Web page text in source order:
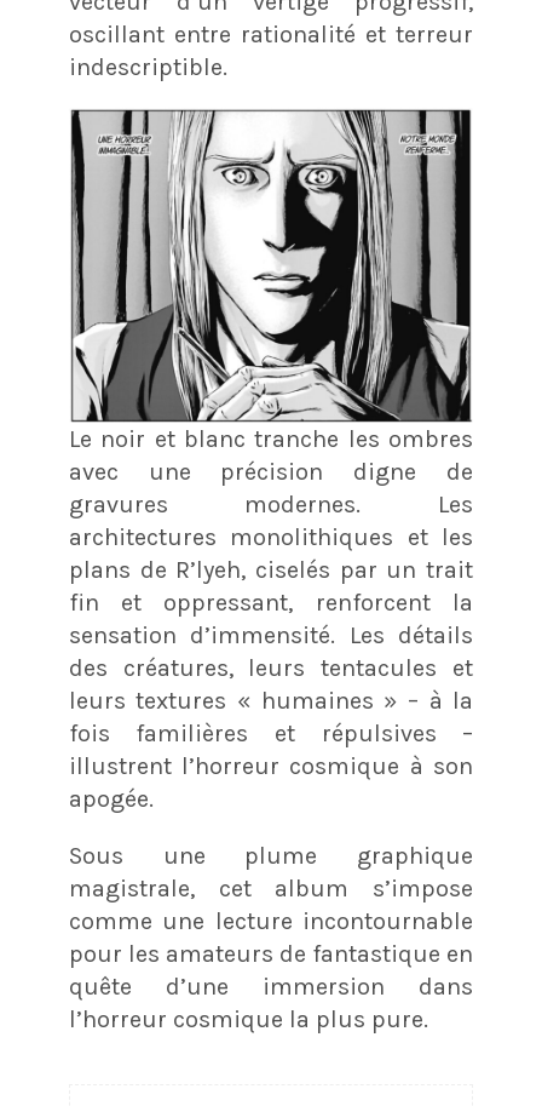
oscillant entre rationalité et terreur
indescriptible.
Le noir et blanc tranche les ombres
avec une précision digne de
gravures modernes. Les
architectures monolithiques et les
plans de R’lyeh, ciselés par un trait
fin et oppressant, renforcent la
sensation d’immensité. Les détails
des créatures, leurs tentacules et
leurs textures « humaines » – à la
fois familières et répulsives –
illustrent l’horreur cosmique à son
apogée.
Sous une plume graphique
magistrale, cet album s’impose
comme une lecture incontournable
pour les amateurs de fantastique en
quête d’une immersion dans
l’horreur cosmique la plus pure.